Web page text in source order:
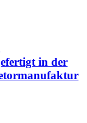
in der